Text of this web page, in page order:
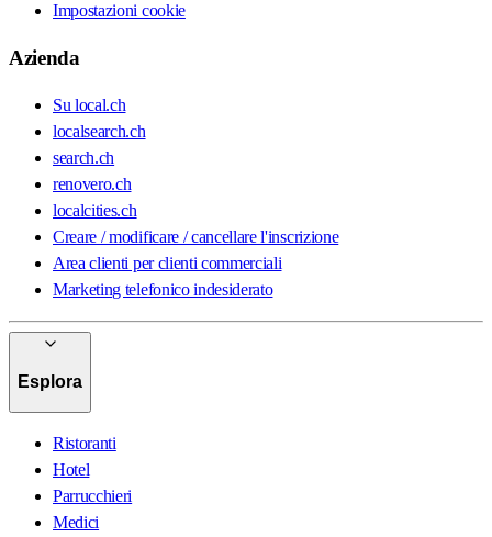
Impostazioni cookie
Azienda
Su local.ch
localsearch.ch
search.ch
renovero.ch
localcities.ch
Creare / modificare / cancellare l'inscrizione
Area clienti per clienti commerciali
Marketing telefonico indesiderato
Esplora
Ristoranti
Hotel
Parrucchieri
Medici